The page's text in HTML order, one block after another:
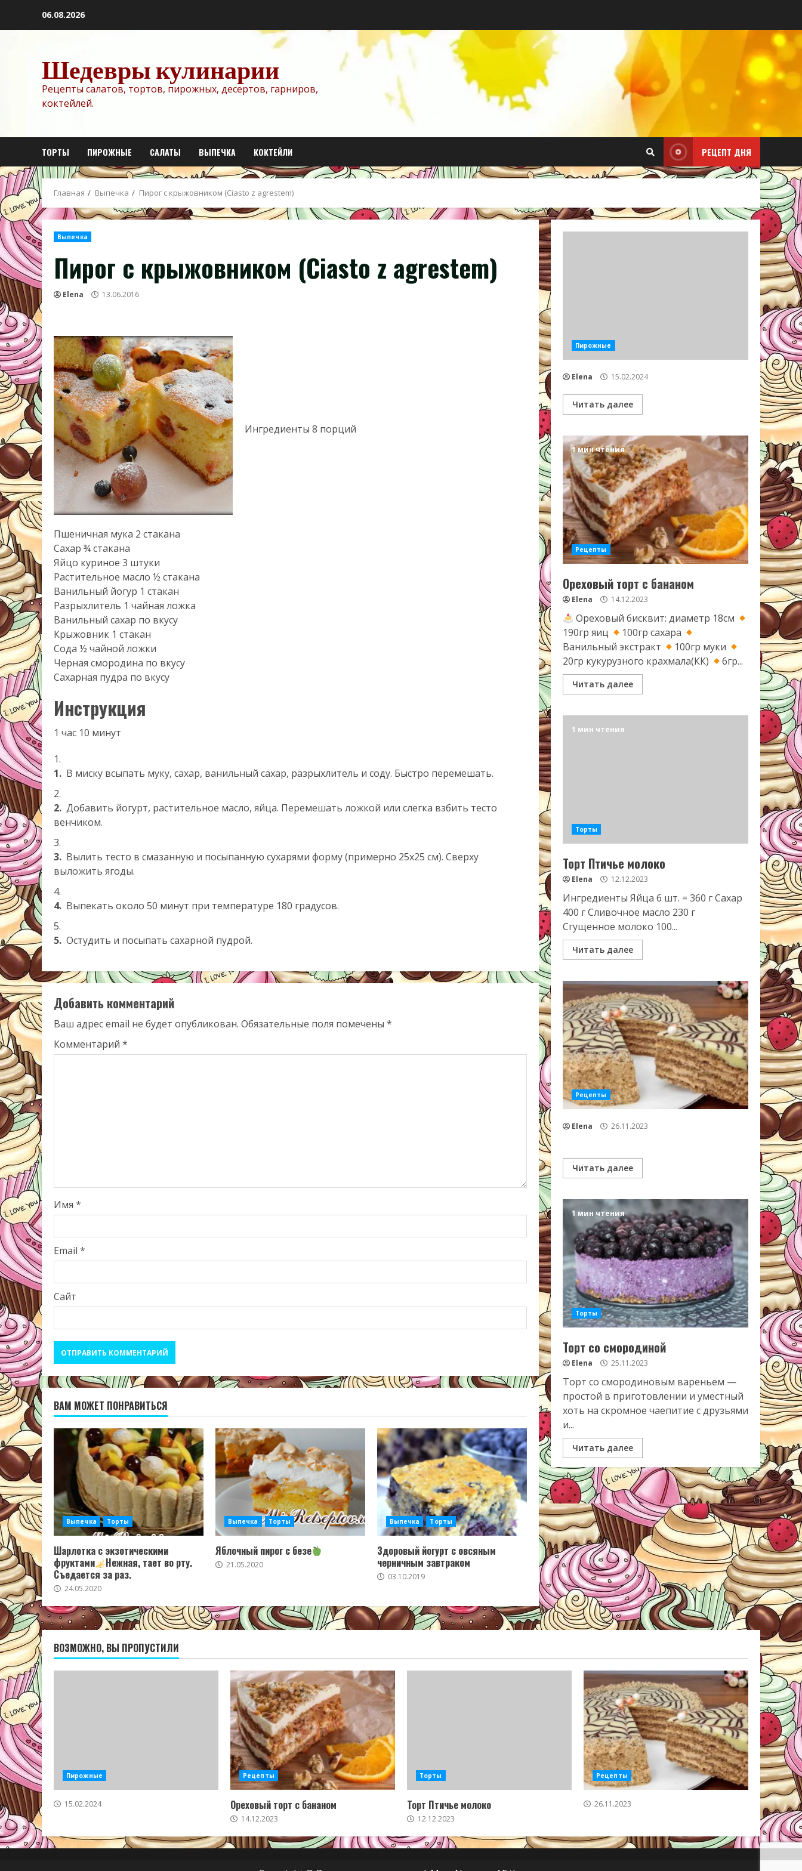
06.08.2026
Шедевры кулинарии
Рецепты салатов, тортов, пирожных, десертов, гарниров,
коктейлей.
ТОРТЫ ПИРОЖНЫЕ САЛАТЫ ВЫПЕЧКА КОКТЕЙЛИ РЕЦЕПТ ДНЯ
Главная Выпечка Пирог с крыжовником (Ciasto z agrestem)
Выпечка
Пирог с крыжовником (Ciasto z agrestem)
Elena 13.06.2016
Ингредиенты 8 порций
Пшеничная мука 2 стакана
Сахар ¾ стакана
Яйцо куриное 3 штуки
Растительное масло ½ стакана
Ванильный йогур 1 стакан
Разрыхлитель 1 чайная ложка
Ванильный сахар по вкусу
Крыжовник 1 стакан
Сода ½ чайной ложки
Черная смородина по вкусу
Сахарная пудра по вкусу
Инструкция
1 час 10 минут
1. В миску всыпать муку, сахар, ванильный сахар, разрыхлитель и соду. Быстро перемешать.
2. Добавить йогурт, растительное масло, яйца. Перемешать ложкой или слегка взбить тесто
венчиком.
3. Вылить тесто в смазанную и посыпанную сухарями форму (примерно 25х25 см). Сверху
выложить ягоды.
4. Выпекать около 50 минут при температуре 180 градусов.
5. Остудить и посыпать сахарной пудрой.
Добавить комментарий
Ваш адрес email не будет опубликован. Обязательные поля помечены *
Комментарий *
Имя *
Email *
Сайт
ВАМ МОЖЕТ ПОНРАВИТЬСЯ
Выпечка Торты
Шарлотка с экзотическими
фруктами
Нежная, тает во рту.
Съедается за раз.
24.05.2020
Выпечка Торты
Яблочный пирог с безе
21.05.2020
Выпечка Торты
Здоровый йогурт с овсяным
черничным завтраком
03.10.2019
Пирожные
Elena 15.02.2024
Читать далее
1 мин чтения
Рецепты
Ореховый торт с бананом
Elena 14.12.2023
Ореховый бисквит: диаметр 18см
190гр яиц
100гр сахара
Ванильный экстракт
100гр муки
20гр кукурузного крахмала(КК)
6гр...
Читать далее
1 мин чтения
Торты
Торт Птичье молоко
Elena 12.12.2023
Ингредиенты Яйца 6 шт. = 360 г Сахар
400 г Сливочное масло 230 г
Сгущенное молоко 100...
Читать далее
Рецепты
Elena 26.11.2023
Читать далее
1 мин чтения
Торты
Торт со смородиной
Elena 25.11.2023
Торт со смородиновым вареньем —
простой в приготовлении и уместный
хоть на скромное чаепитие с друзьями
и...
Читать далее
ВОЗМОЖНО, ВЫ ПРОПУСТИЛИ
Пирожные
15.02.2024
Рецепты
Ореховый торт с бананом
14.12.2023
Торты
Торт Птичье молоко
12.12.2023
Рецепты
26.11.2023